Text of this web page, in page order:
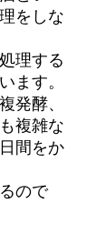
をしな
理する
ます。
酵、
複雑な
間をか
ので